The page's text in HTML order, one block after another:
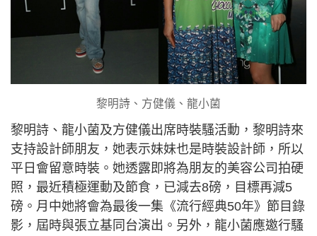
黎明詩、方健儀、龍小菌
黎明詩、龍小菌及方健儀出席時裝騷活動，黎明詩來
支持設計師朋友，她表示妹妹也是時裝設計師，所以
平日會留意時裝。她透露即將為朋友的美容公司拍硬
照，最近積極運動及節食，已減去8磅，目標再減5
磅。月中她將會為最後一集《流行經典50年》節目錄
影，屆時與張立基同台演出。另外，龍小菌應邀行騷